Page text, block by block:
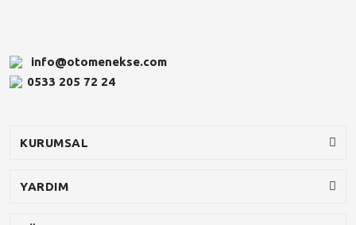
info@otomenekse.com
0533 205 72 24
KURUMSAL
YARDIM